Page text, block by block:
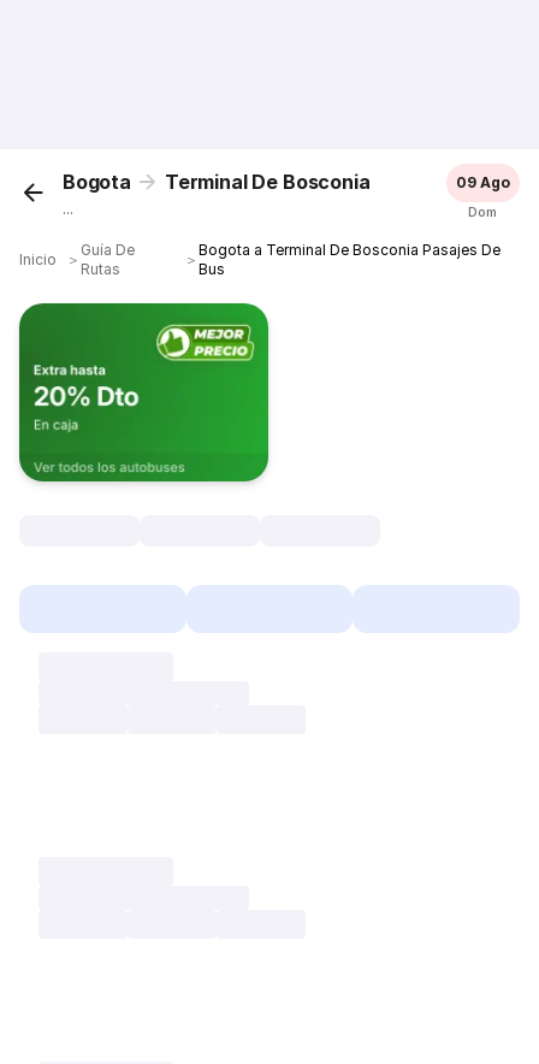
Bogota Terminal De Bosconia
...
09 Ago
Dom
Inicio ＞
Guía De
Rutas
＞
Bogota a Terminal De Bosconia Pasajes De
Bus